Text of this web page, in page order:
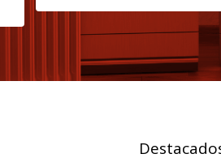
a través de nuestro sitio por
sus intereses y mostrarle anuncios
identificación única de su navegador
_evPromt